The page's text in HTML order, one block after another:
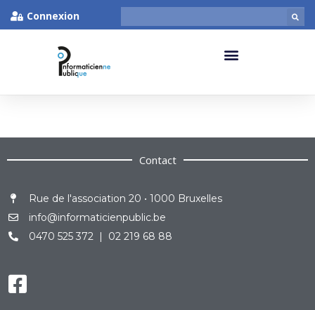
Connexion
Contact
Rue de l'association 20 • 1000 Bruxelles
info@informaticienpublic.be
0470 525 372 | 02 219 68 88